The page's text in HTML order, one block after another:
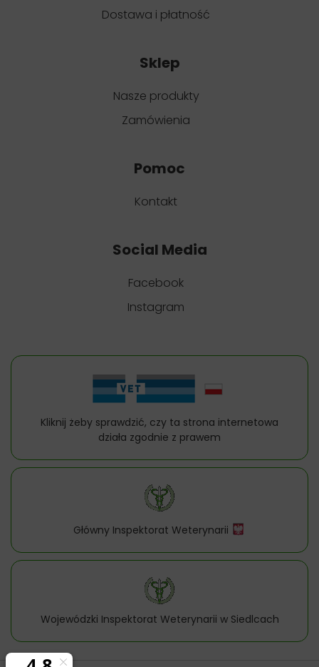
Dostawa i płatność
Sklep
Nasze produkty
Zamówienia
Pomoc
Kontakt
Social Media
Facebook
Instagram
Kliknij żeby sprawdzić, czy ta strona internetowa
działa zgodnie z prawem
Główny Inspektorat Weterynarii
Wojewódzki Inspektorat Weterynarii w Siedlcach